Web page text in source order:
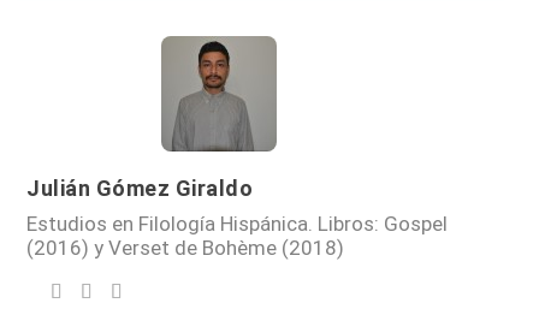
Julián Gómez Giraldo
Estudios en Filología Hispánica. Libros: Gospel
(2016) y Verset de Bohème (2018)